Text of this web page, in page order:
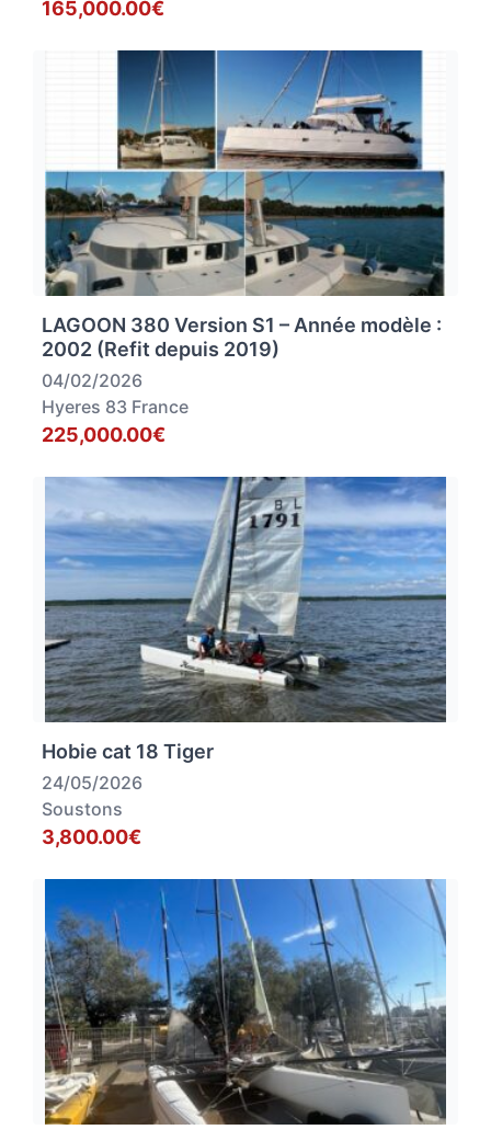
165,000.00€
LAGOON 380 Version S1 – Année modèle :
2002 (Refit depuis 2019)
04/02/2026
Hyeres 83 France
225,000.00€
Hobie cat 18 Tiger
24/05/2026
Soustons
3,800.00€